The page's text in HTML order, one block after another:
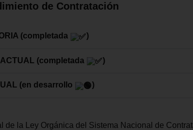
de Contratación
(completada )
(completada )
(en desarrollo )
de la Ley Orgánica del Sistema Nacional de